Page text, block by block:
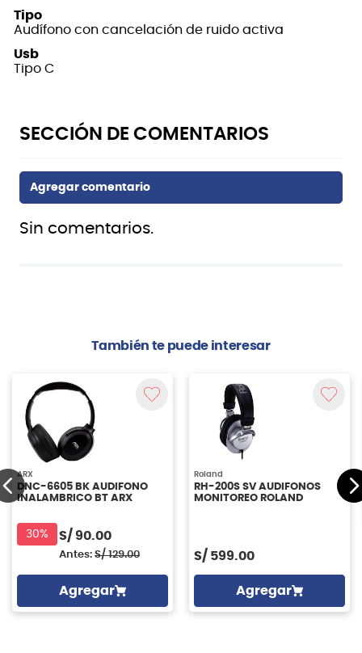
Tipo
Audífono con cancelación de ruido activa
Usb
Tipo C
Sin comentarios.
También te puede interesar
ARX
DNC-6605 BK AUDIFONO
INALAMBRICO BT ARX
30% S/ 90.00
Antes: S/ 129.00
Agregar
Roland
RH-200S SV AUDIFONOS
MONITOREO ROLAND
S/ 599.00
Agregar